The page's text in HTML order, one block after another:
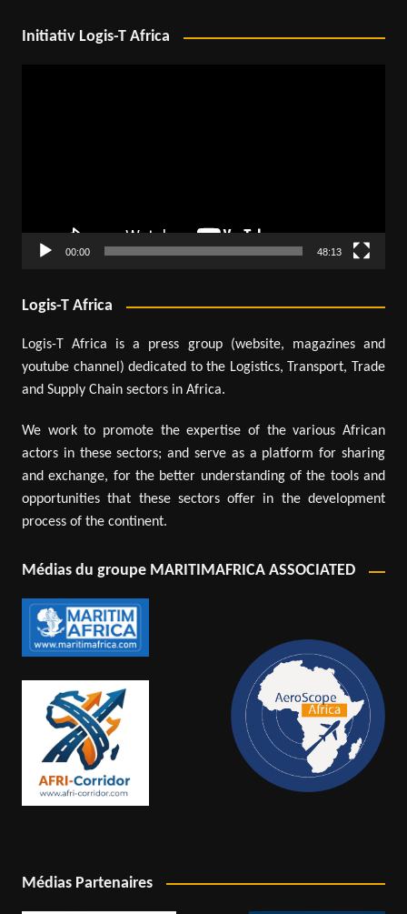
Initiativ Logis-T Africa
00:00 48:13
Logis-T Africa
Logis-T Africa is a press group (website, magazines and
youtube channel) dedicated to the Logistics, Transport, Trade
and Supply Chain sectors in Africa.
We work to promote the expertise of the various African
actors in these sectors; and serve as a platform for sharing
and exchange, for the better understanding of the tools and
opportunities that these sectors offer in the development
process of the continent.
Médias du groupe MARITIMAFRICA ASSOCIATED
Médias Partenaires